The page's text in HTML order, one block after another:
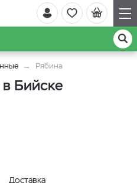
Рябина
Бийске
Доставка